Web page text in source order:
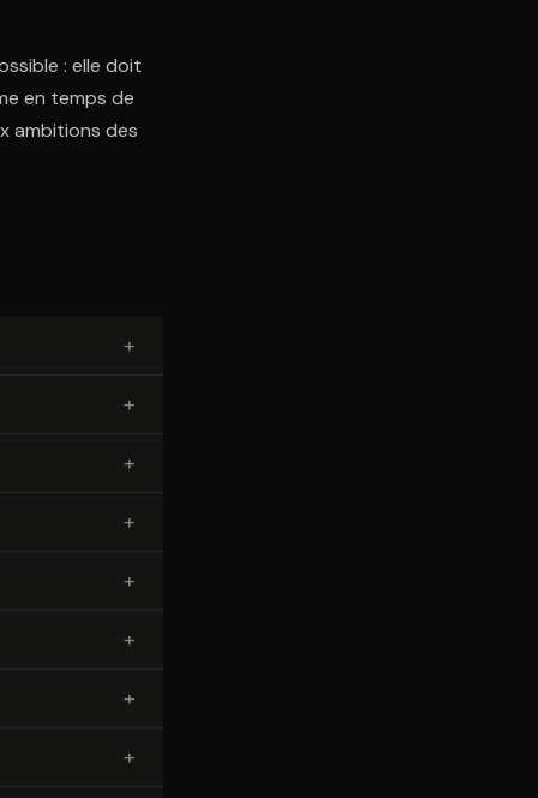
: elle doit
en temps de
ambitions des
+
+
+
+
+
+
+
+